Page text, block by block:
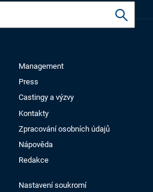
Management
Press
Castingy a výzvy
Kontakty
Zpracování osobních údajů
Nápověda
Redakce
Nastavení soukromí